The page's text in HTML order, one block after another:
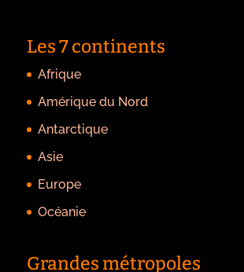
Les 7 continents
Afrique
Amérique du Nord
Antarctique
Asie
Europe
Océanie
Grandes métropoles